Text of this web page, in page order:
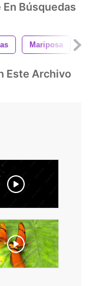
Búsquedas
Mariposa
Este Archivo